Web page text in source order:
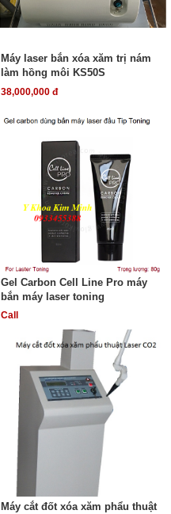
Máy laser bắn xóa xăm trị nám
làm hồng môi KS50S
38,000,000 đ
Gel Carbon Cell Line Pro máy
bắn máy laser toning
Call
Máy cắt đốt xóa xăm phẩu thuật